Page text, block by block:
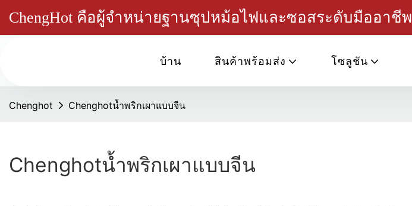
ChengHot คือผู้จำหน่ายฐานซุปหม้อไฟและซอสระดับมืออาชีพ
บ้าน สินค้าพร้อมส่ง โซลูชัน
Chenghot Chenghotน้ำพริกเผาแบบจีน
Chenghotน้ำพริกเผาแบบจีน